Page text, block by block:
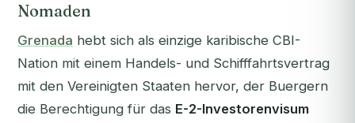
Nomaden
Grenada hebt sich als einzige karibische CBI-
Nation mit einem Handels- und Schifffahrtsvertrag
mit den Vereinigten Staaten hervor, der Buergern
die Berechtigung für das E-2-Investorenvisum